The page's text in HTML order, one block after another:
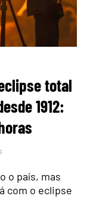
total
1912:
o país, mas
com o eclipse